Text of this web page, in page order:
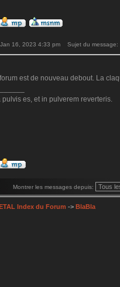
16, 2023 4:33 pm Sujet du message:
est de nouveau debout. La
pulvis es, et in pulverem reverteris.
Montrer les messages depuis:
Index du Forum -> BlaBla